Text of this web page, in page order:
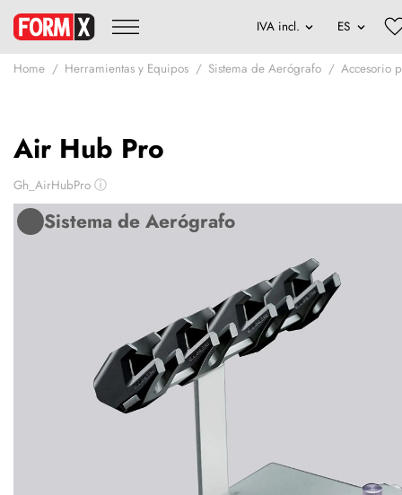
Home Herramientas y Equipos Sistema de Aerógrafo Accesorio
Air Hub Pro
Gh_AirHubPro ⓘ
Sistema de Aerógrafo